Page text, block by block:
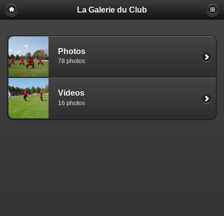
La Galerie du Club
Photos
78 photos
Videos
16 photos